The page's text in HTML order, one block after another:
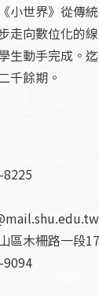
小世界》從傳
走向數位化的
生動手完成。
千餘期。
區木柵路一段
9094